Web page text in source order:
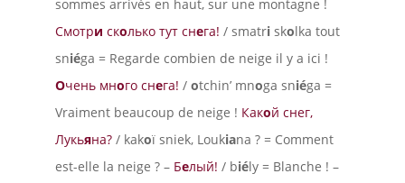
sommes arrivés en haut, sur une montagne !
Смотри сколько тут снега! / smatriskolka tout
sniéga = Regarde combien de neige il y a ici !
Очень много снега! / otchin’ mnoga sniéga =
Vraiment beaucoup de neige ! Какой снег,
Лукьяна?/ kakoï sniek, Loukiana ? = Comment
est-elle la neige ? – Белый! / biély = Blanche ! –